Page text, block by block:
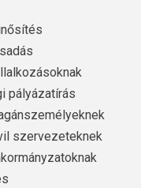
pályázatírás
szervezeteknek